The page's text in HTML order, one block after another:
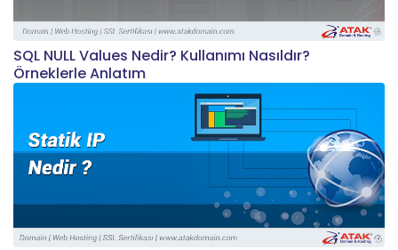
SQL NULL Values Nedir? Kullanımı Nasıldır?
Örneklerle Anlatım